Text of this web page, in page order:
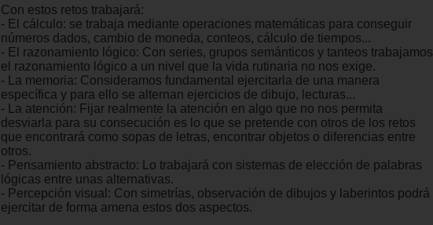
Con estos retos trabajará:
- El cálculo: se trabaja mediante operaciones matemáticas para conseguir
números dados, cambio de moneda, conteos, cálculo de tiempos...
- El razonamiento lógico: Con series, grupos semánticos y tanteos trabajamos
el razonamiento lógico a un nivel que la vida rutinaria no nos exige.
- La memoria: Consideramos fundamental ejercitarla de una manera
específica y para ello se alternan ejercicios de dibujo, lecturas...
- La atención: Fijar realmente la atención en algo que no nos permita
desviarla para su consecución es lo que se pretende con otros de los retos
que encontrará como sopas de letras, encontrar objetos o diferencias entre
otros.
- Pensamiento abstracto: Lo trabajará con sistemas de elección de palabras
lógicas entre unas alternativas.
- Percepción visual: Con simetrías, observación de dibujos y laberintos podrá
ejercitar de forma amena estos dos aspectos.